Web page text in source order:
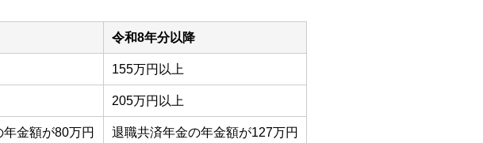
令和8年分以降
155万円以上
205万円以上
金額が80万円
退職共済年金の年金額が127万円